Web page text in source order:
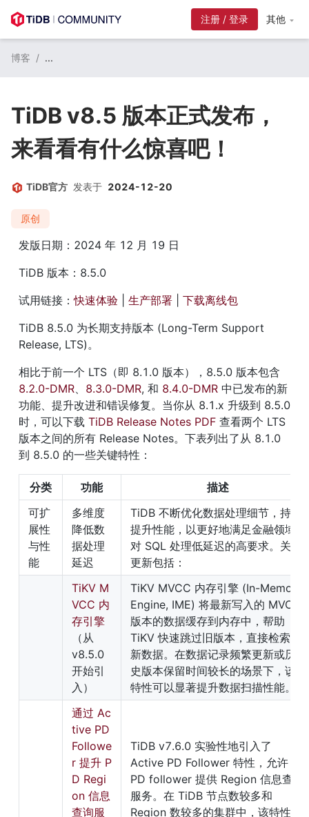
注册 / 登录 其他
博客 / ...
TiDB v8.5 版本正式发布，
来看看有什么惊喜吧！
TiDB官方 发表于 2024-12-20
原创
发版日期：2024 年 12 月 19 日
TiDB 版本：8.5.0
试用链接：快速体验 生产部署
下载离线包
TiDB 8.5.0 为长期支持版本 (Long-Term Support
Release, LTS)。
相比于前一个 LTS（即 8.1.0 版本），8.5.0 版本包含
8.2.0-DMR、 8.3.0-DMR, 和 8.4.0-DMR 中已发布的新
功能、提升改进和错误修复。当你从 8.1.x 升级到 8.5.0
时，可以下载 TiDB Release Notes PDF 查看两个 LTS
版本之间的所有 Release Notes。下表列出了从 8.1.0
到 8.5.0 的一些关键特性：
分类 功能
描述
可扩
展性
与性
能
多维度
降低数
据处理
延迟
TiDB 不断优化数据处理细节，持续
提升性能，以更好地满足金融领域
对 SQL 处理低延迟的高要求。关键
更新包括：
TiKV M
VCC 内
存引擎
（从
v8.5.0
开始引
入）
TiKV MVCC 内存引擎 (In-Memory
Engine, IME) 将最新写入的 MVCC
版本的数据缓存到内存中，帮助
TiKV 快速跳过旧版本，直接检索最
新数据。在数据记录频繁更新或历
史版本保留时间较长的场景下，该
特性可以显著提升数据扫描性能。
通过 Ac
tive PD
Followe
r 提升 P
D Regi
on 信息
查询服
TiDB v7.6.0 实验性地引入了
Active PD Follower 特性，允许
PD follower 提供 Region 信息查询
服务。在 TiDB 节点数较多和
Region 数较多的集群中，该特性可